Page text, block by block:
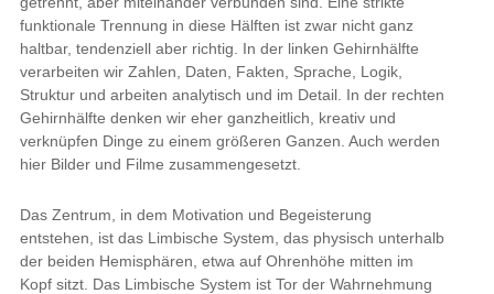
funktionale Trennung in diese Hälften ist zwar nicht ganz
haltbar, tendenziell aber richtig. In der linken Gehirnhälfte
verarbeiten wir Zahlen, Daten, Fakten, Sprache, Logik,
Struktur und arbeiten analytisch und im Detail. In der rechten
Gehirnhälfte denken wir eher ganzheitlich, kreativ und
verknüpfen Dinge zu einem größeren Ganzen. Auch werden
hier Bilder und Filme zusammengesetzt.
Das Zentrum, in dem Motivation und Begeisterung
entstehen, ist das Limbische System, das physisch unterhalb
der beiden Hemisphären, etwa auf Ohrenhöhe mitten im
Kopf sitzt. Das Limbische System ist Tor der Wahrnehmung